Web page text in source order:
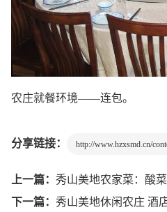
农庄就餐环境——连包。
分享链接： http://www.hzxsmd.cn/
上一篇： 秀山美地农家菜：酸
下一篇： 秀山美地休闲农庄 酒